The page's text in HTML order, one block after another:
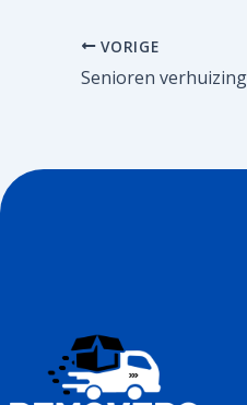
VORIGE
Senioren verhuizing